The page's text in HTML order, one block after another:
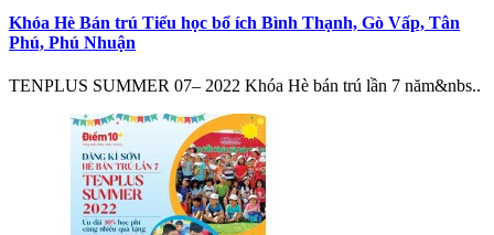
Khóa Hè Bán trú Tiểu học bổ ích Bình Thạnh, Gò Vấp, Tân
Phú, Phú Nhuận
TENPLUS SUMMER 07– 2022 Khóa Hè bán trú lần 7 năm&nbs..